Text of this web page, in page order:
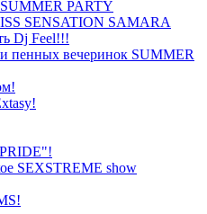
PARTY
SENSATION SAMARA
Dj Feel!!!
пенных вечеринок SUMMER
SEXSTREME show